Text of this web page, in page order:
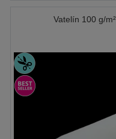
Vatelín 100 g/